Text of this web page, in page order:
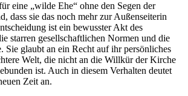
eine „wilde Ehe“ ohne den Segen der
dass sie das noch mehr zur Außenseiterin
ist ein bewusster Akt des
starren gesellschaftlichen Normen und die
Sie glaubt an ein Recht auf ihr persönliches
Welt, die nicht an die Willkür der Kirche
ist. Auch in diesem Verhalten deutet
Zeit an.